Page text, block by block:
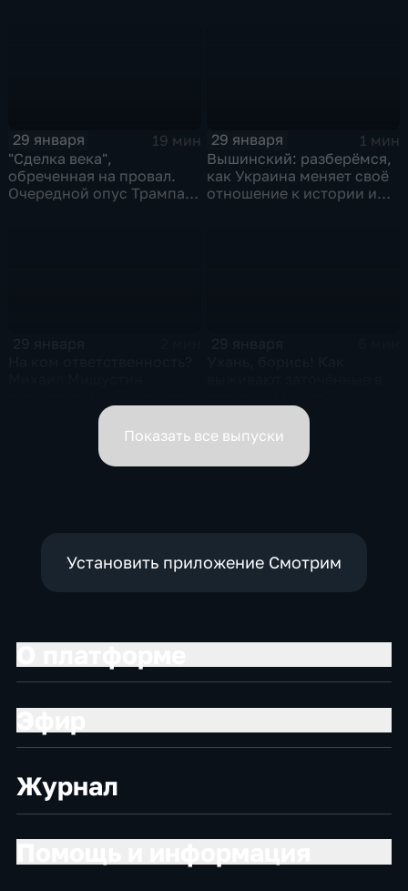
29 января
19 мин
"Сделка века",
обреченная на провал.
Очередной опус Трампа.
29 января
1 мин
Вышинский: разберёмся,
как Украина меняет своё
отношение к истории и
вице-премьеров
Показать все выпуски
Установить приложение Смотрим
Журнал